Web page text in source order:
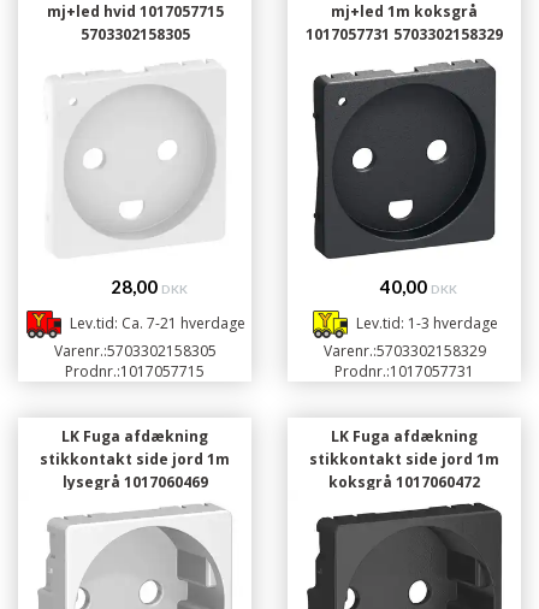
mj+led hvid 1017057715
5703302158305
28,00 DKK
Lev.tid: Ca. 7-21 hverdage
Varenr.:5703302158305
Prodnr.:1017057715
mj+led 1m koksgrå
1017057731 5703302158329
40,00 DKK
Lev.tid: 1-3 hverdage
Varenr.:5703302158329
Prodnr.:1017057731
LK Fuga afdækning
stikkontakt side jord 1m
lysegrå 1017060469
5703302166454
LK Fuga afdækning
stikkontakt side jord 1m
koksgrå 1017060472
5703302166461